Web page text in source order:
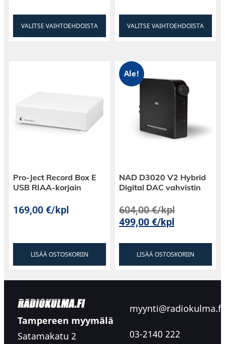
VALITSE VAIHTOEHDOISTA VALITSE VAIHTOEHDOISTA
Pro-Ject Record Box E
USB RIAA-korjain
169,00€/kpl
LISÄÄ OSTOSKORIIN
Ale!
NAD D3020 V2 Hybrid
Digital DAC vahvistin
604,00€/kpl
499,00€/kpl
LISÄÄ OSTOSKORIIN
Tampereen myymälä
Satamakatu 2
myynti@radiokulma.fi
03-2140 222